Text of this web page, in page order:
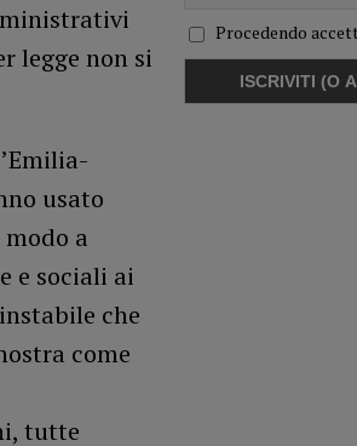
legge non si
usato
a
e sociali ai
che
come
tutte
Procedendo